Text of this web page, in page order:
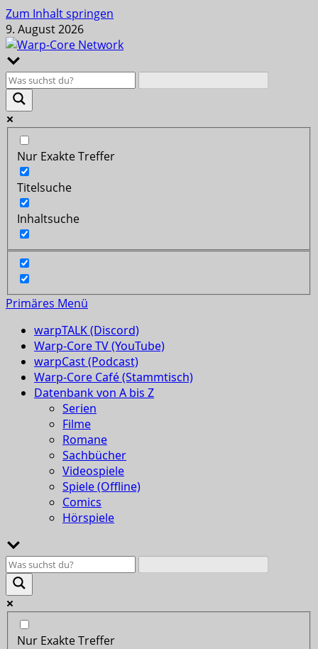
Zum Inhalt springen
9. August 2026
Nur Exakte Treffer
Titelsuche
Inhaltsuche
Primäres Menü
warpTALK (Discord)
Warp-Core TV (YouTube)
warpCast (Podcast)
Warp-Core Café (Stammtisch)
Datenbank von A bis Z
Serien
Filme
Romane
Sachbücher
Videospiele
Spiele (Offline)
Comics
Hörspiele
Nur Exakte Treffer